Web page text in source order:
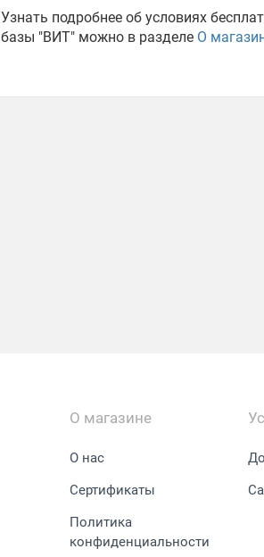
Узнать подробнее об условиях
базы "ВИТ" можно в разделе О
О магазине
О нас
Сертификаты
Политика
конфиденциальности